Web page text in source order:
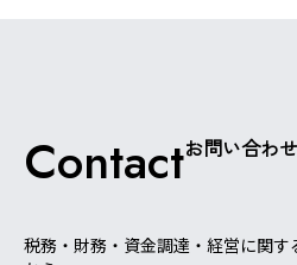
Contactお問い合わせ
税務・財務・資金調達・経営に関